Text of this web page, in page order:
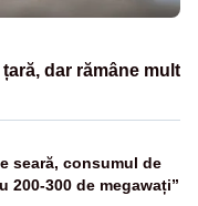
dar rămâne mult
seară, consumul de
200-300 de megawați”